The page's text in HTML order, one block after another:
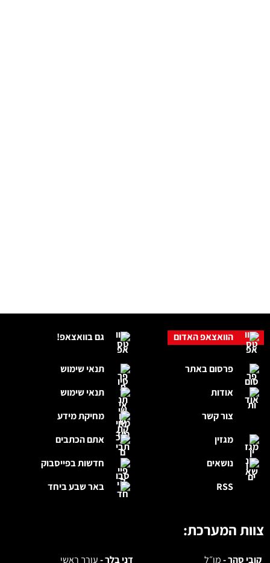
גם בוואצאפ!
תנאי שימוש
תנאי שימוש
מחיקת מידע
אתם הכתבים
חדשות בפייסבוק
באר שבע ביחד
הוואצאפ האדום
פרסום באתר
אודות
צור קשר
מגזין
נושאים
RSS
צוות המערכת:
קובי סהר -מו״ל דני בלר -עורך ראשי